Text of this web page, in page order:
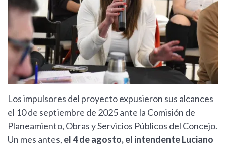
Los impulsores del proyecto expusieron sus alcances
el 10 de septiembre de 2025 ante la Comisión de
Planeamiento, Obras y Servicios Públicos del Concejo.
Un mes antes, el 4 de agosto, el intendente Luciano